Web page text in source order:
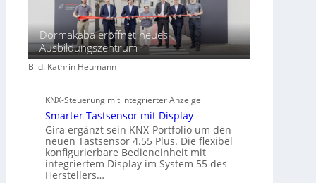
Dormakaba eröffnet neues
Ausbildungszentrum
Bild: Kathrin Heumann
KNX-Steuerung mit integrierter Anzeige
Smarter Tastsensor mit Display
Gira ergänzt sein KNX-Portfolio um den
neuen Tastsensor 4.55 Plus. Die flexibel
konfigurierbare Bedieneinheit mit
integriertem Display im System 55 des
Herstellers…